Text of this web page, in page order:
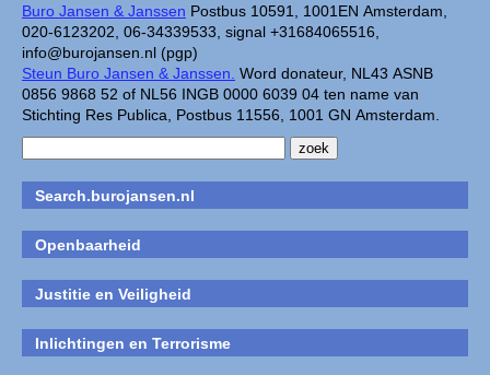
Buro Jansen & Janssen Postbus 10591, 1001EN Amsterdam,
020-6123202, 06-34339533, signal +31684065516,
info@burojansen.nl (pgp)
Steun Buro Jansen & Janssen. Word donateur, NL43 ASNB
0856 9868 52 of NL56 INGB 0000 6039 04 ten name van
Stichting Res Publica, Postbus 11556, 1001 GN Amsterdam.
Search.burojansen.nl
Openbaarheid
Justitie en Veiligheid
Inlichtingen en Terrorisme